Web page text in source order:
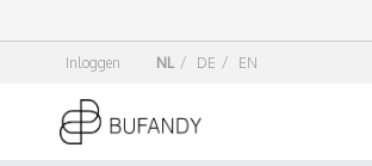
Inloggen NL / DE / EN